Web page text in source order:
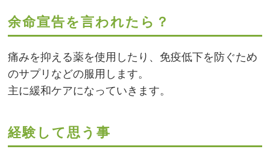
余命宣告を言われたら？
痛みを抑える薬を使用したり、免疫低下を防ぐため
のサプリなどの服用します。
主に緩和ケアになっていきます。
経験して思う事